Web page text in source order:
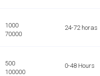
1000
70000
24-72 horas
500
100000
0-48 Hours